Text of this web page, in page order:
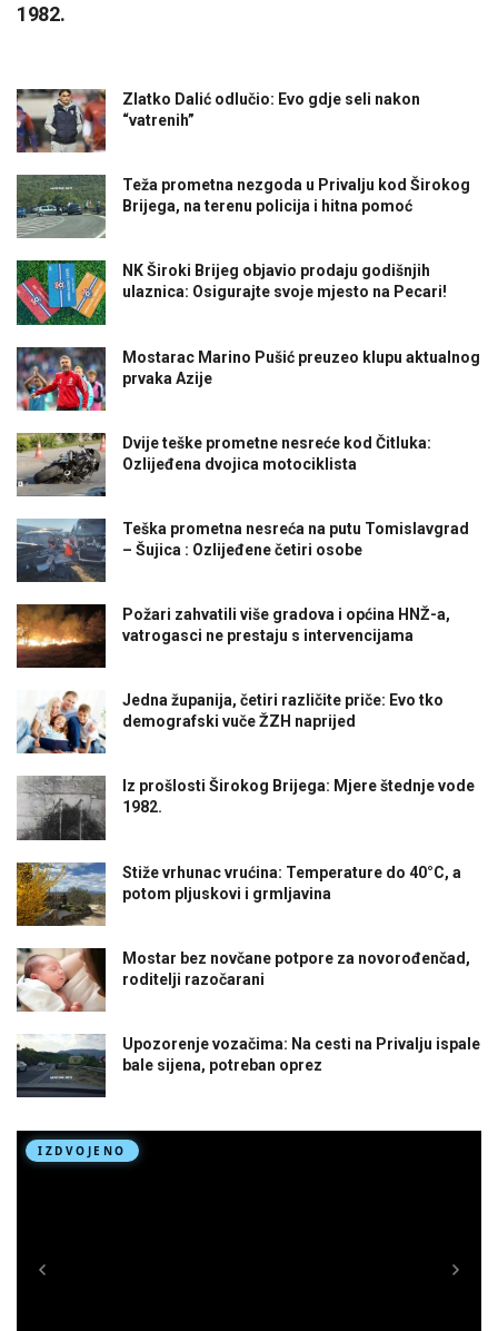
1982.
Zlatko Dalić odlučio: Evo gdje seli nakon
“vatrenih”
Teža prometna nezgoda u Privalju kod Širokog
Brijega, na terenu policija i hitna pomoć
NK Široki Brijeg objavio prodaju godišnjih
ulaznica: Osigurajte svoje mjesto na Pecari!
Mostarac Marino Pušić preuzeo klupu aktualnog
prvaka Azije
Dvije teške prometne nesreće kod Čitluka:
Ozlijeđena dvojica motociklista
Teška prometna nesreća na putu Tomislavgrad
– Šujica : Ozlijeđene četiri osobe
Požari zahvatili više gradova i općina HNŽ-a,
vatrogasci ne prestaju s intervencijama
Jedna županija, četiri različite priče: Evo tko
demografski vuče ŽZH naprijed
Iz prošlosti Širokog Brijega: Mjere štednje vode
1982.
Stiže vrhunac vrućina: Temperature do 40°C, a
potom pljuskovi i grmljavina
Mostar bez novčane potpore za novorođenčad,
roditelji razočarani
Upozorenje vozačima: Na cesti na Privalju ispale
bale sijena, potreban oprez